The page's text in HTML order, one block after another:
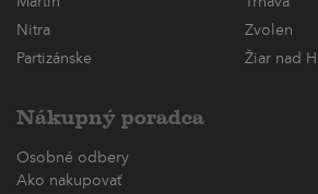
Nitra
Zvolen
Partizánske
Žiar nad
Nákupný poradca
Osobné odbery
Ako nakupovať